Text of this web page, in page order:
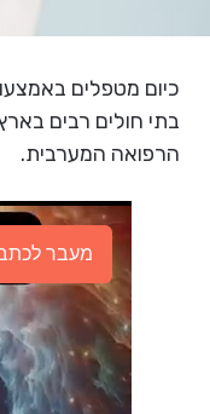
כיום מטפלים
בתי חולים רבים
הרפואה המערבית.
מעבר